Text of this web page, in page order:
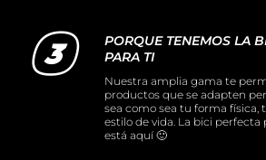
PORQUE TENEMOS LA
PARA TI
Nuestra amplia gama te
productos que se adapten
sea como sea tu forma física,
estilo de vida. La bici perfecta
está aquí 🙂